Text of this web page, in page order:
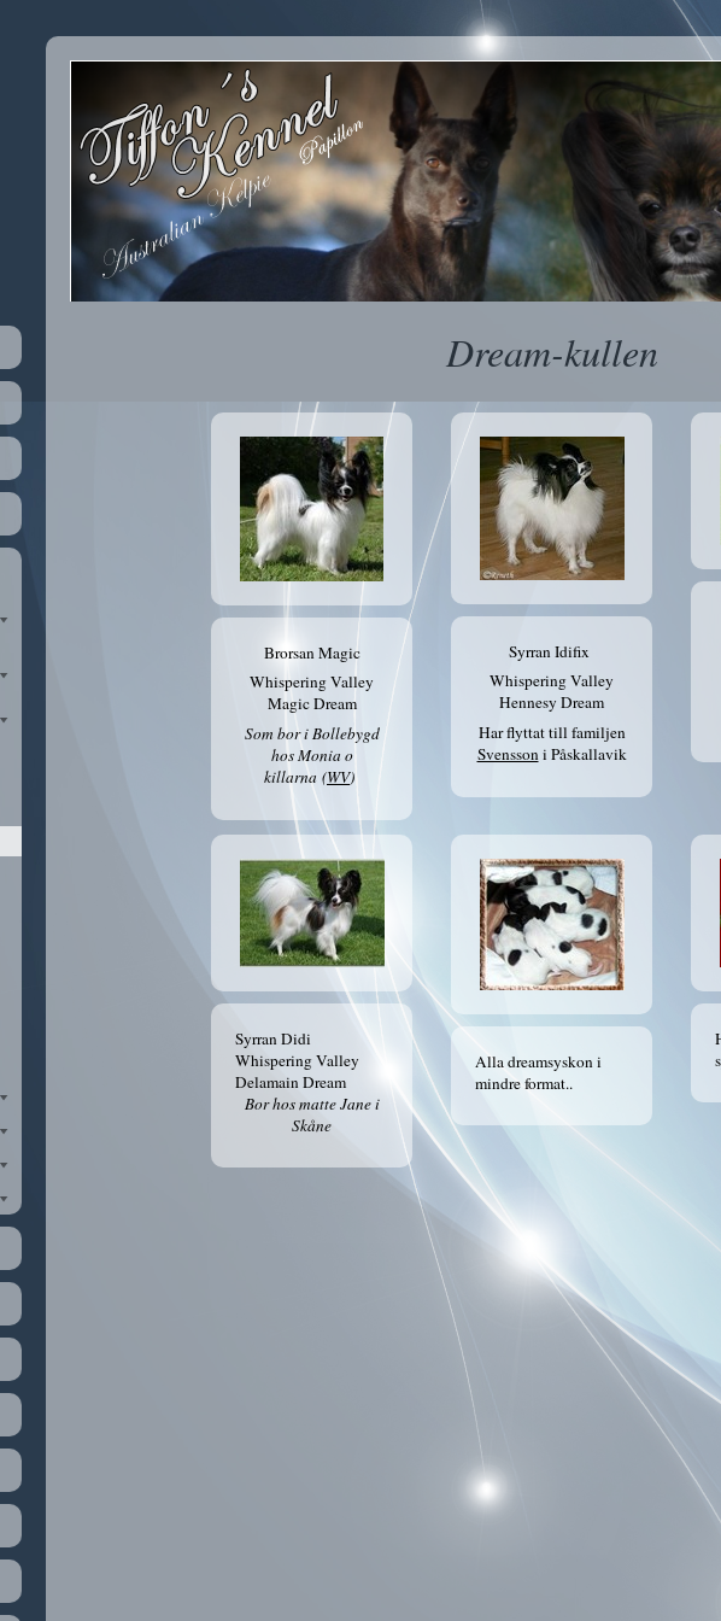
Dream-kullen
Brorsan Magic
Whispering Valley
Magic Dream
Som bor i Bollebygd
hos Monia o
killarna (WV)
Syrran Idifix
Whispering Valley
Hennesy Dream
Har flyttat till familjen
Svenssoni Påskallavik
Syrran Didi
Whispering Valley
Delamain Dream
Bor hos matte Jane i
Skåne
Alla dreamsyskon i
mindre format..